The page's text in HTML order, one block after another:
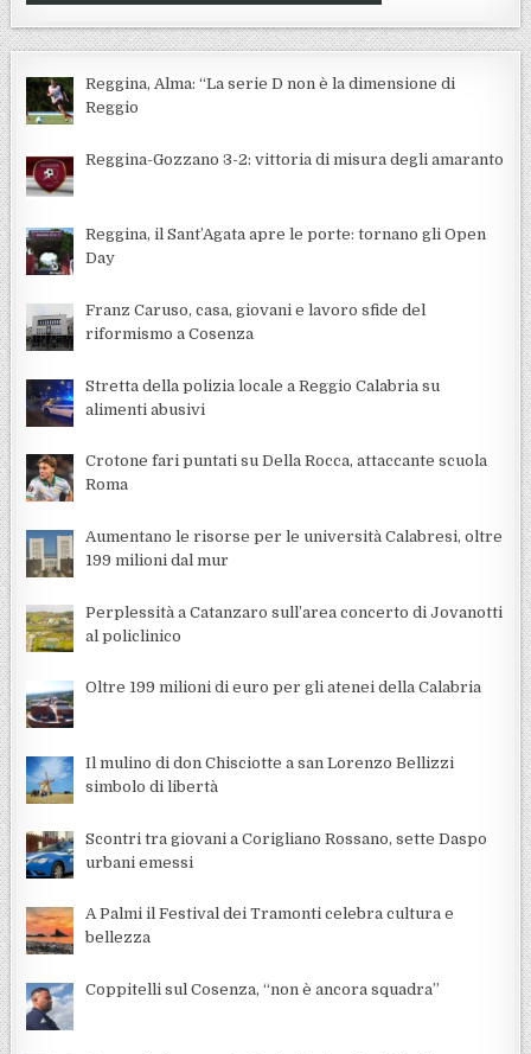
Reggina, Alma: “La serie D non è la dimensione di
Reggio
Reggina-Gozzano 3-2: vittoria di misura degli amaranto
Reggina, il Sant’Agata apre le porte: tornano gli Open
Day
Franz Caruso, casa, giovani e lavoro sfide del
riformismo a Cosenza
Stretta della polizia locale a Reggio Calabria su
alimenti abusivi
Crotone fari puntati su Della Rocca, attaccante scuola
Roma
Aumentano le risorse per le università Calabresi, oltre
199 milioni dal mur
Perplessità a Catanzaro sull’area concerto di Jovanotti
al policlinico
Oltre 199 milioni di euro per gli atenei della Calabria
Il mulino di don Chisciotte a san Lorenzo Bellizzi
simbolo di libertà
Scontri tra giovani a Corigliano Rossano, sette Daspo
urbani emessi
A Palmi il Festival dei Tramonti celebra cultura e
bellezza
Coppitelli sul Cosenza, “non è ancora squadra”